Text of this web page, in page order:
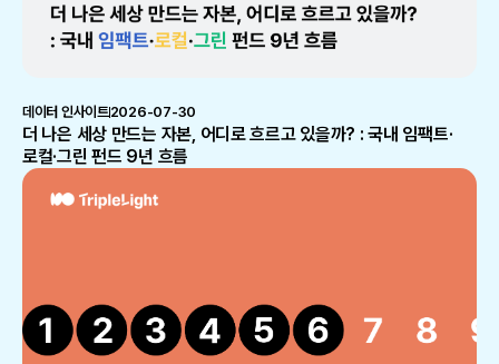
데이터 인사이트2026-07-30
더 나은 세상 만드는 자본, 어디로 흐르고 있을까? : 국내 임팩트·
로컬·그린 펀드 9년 흐름